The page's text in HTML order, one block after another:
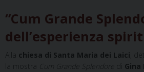
“Cum Grande
dell’esperienza
Alla chiesa di Santa Maria dei Laici ,
la mostra
Cum Grande Splendore di